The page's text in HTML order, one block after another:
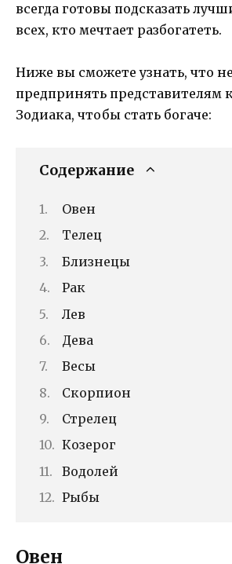
всегда готовы подсказать
всех, кто мечтает разбогатеть.
Ниже вы сможете узнать, что
предпринять представителям
Зодиака, чтобы стать богаче:
Содержание
Овен
Телец
Близнецы
Рак
Лев
Дева
Весы
Скорпион
Стрелец
Козерог
Водолей
Рыбы
Овен